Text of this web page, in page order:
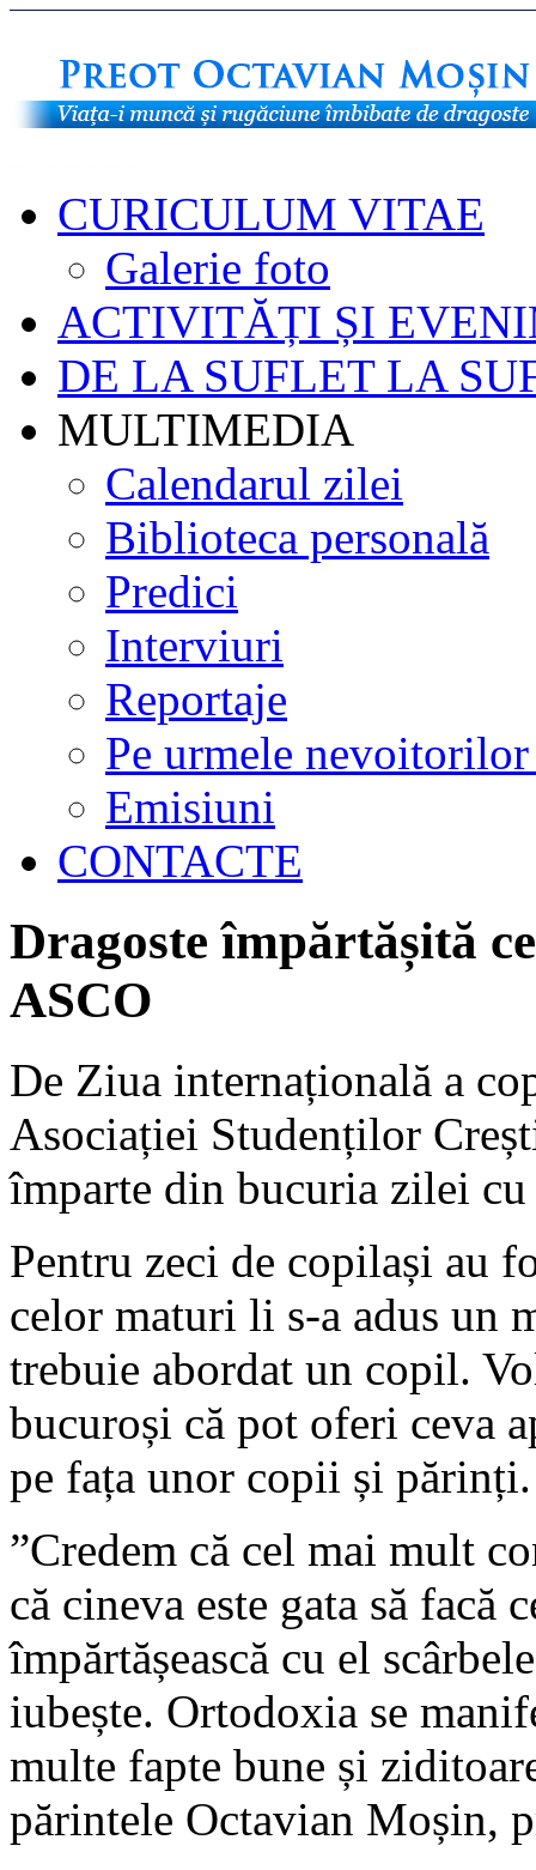
CURICULUM VITAE
Galerie foto
ACTIVITĂȚI ȘI
DE LA SUFLET LA
MULTIMEDIA
Calendarul zilei
Biblioteca personală
Predici
Interviuri
Reportaje
Pe urmele nevoitorilor
Emisiuni
CONTACTE
Dragoste împărtășită
ASCO
De Ziua internațională a
Asociației Studenților
împarte din bucuria zilei
Pentru zeci de copilași au
celor maturi li s-a adus un
trebuie abordat un copil.
bucuroși că pot oferi ceva
pe fața unor copii și părinți.
”Credem că cel mai mult
că cineva este gata să facă
împărtășească cu el
iubește. Ortodoxia se
multe fapte bune și
părintele Octavian Moșin,